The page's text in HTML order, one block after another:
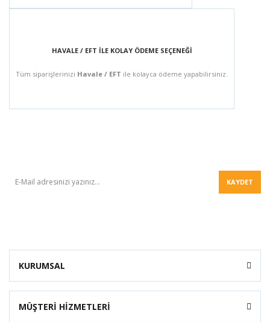
HAVALE / EFT İLE KOLAY ÖDEME SEÇENEĞİ
Tüm siparişlerinizi Havale / EFT ile kolayca ödeme yapabilirsiniz.
KAYDET
KURUMSAL
MÜŞTERİ HİZMETLERİ